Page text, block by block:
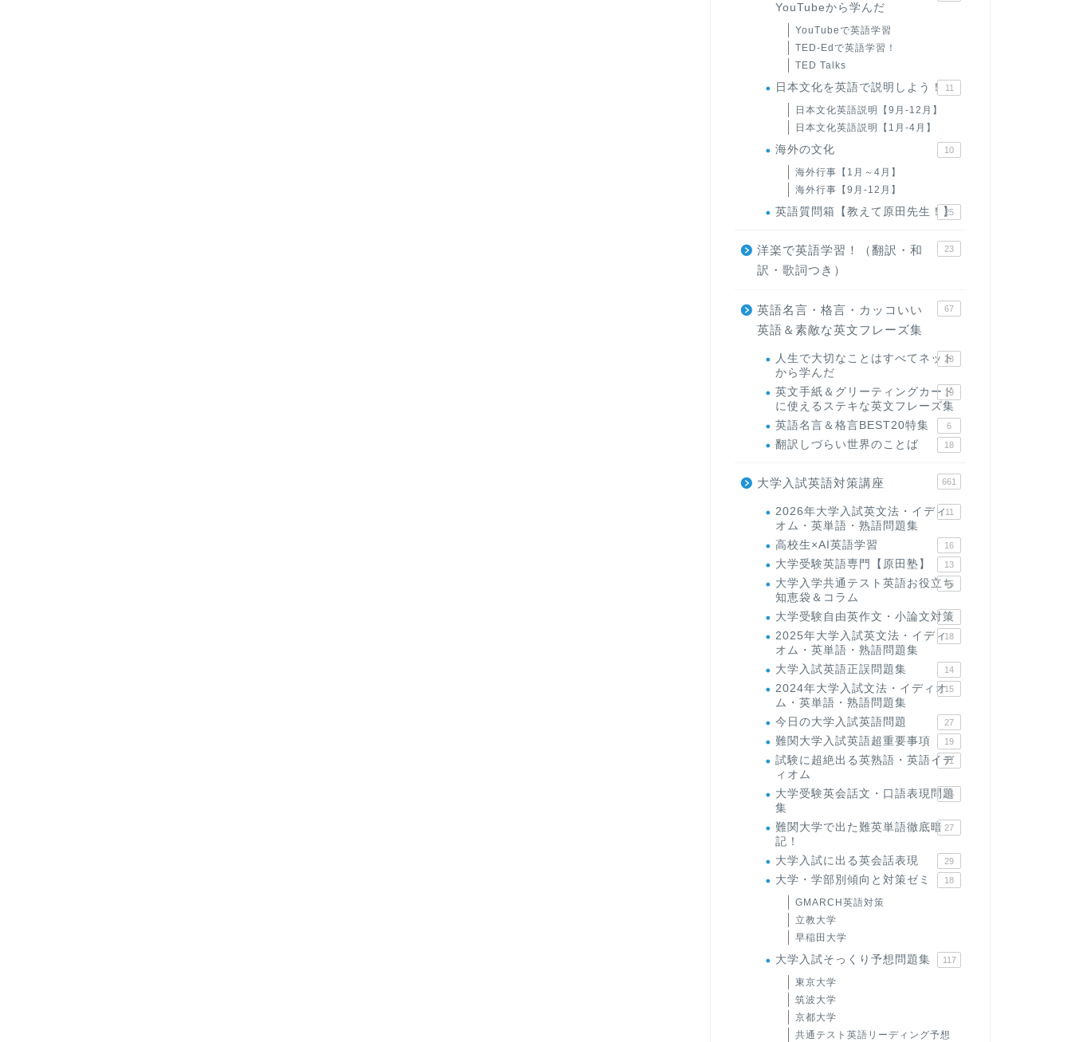
YouTubeから学んだ
YouTubeで英語学習
TED-Edで英語学習！
TED Talks
日本文化を英語で説明しよう！ 11
日本文化英語説明【9月-12月】
日本文化英語説明【1月-4月】
海外の文化 10
海外行事【1月～4月】
海外行事【9月-12月】
英語質問箱【教えて原田先生！】
25
洋楽で英語学習！（翻訳・和
訳・歌詞つき）
23
英語名言・格言・カッコいい
英語＆素敵な英文フレーズ集
67
人生で大切なことはすべてネット
から学んだ
23
英文手紙＆グリーティングカード
に使えるステキな英文フレーズ集
19
英語名言＆格言BEST20特集 6
翻訳しづらい世界のことば 18
大学入試英語対策講座 661
2026年大学入試英文法・イディ
オム・英単語・熟語問題集
11
高校生×AI英語学習 16
大学受験英語専門【原田塾】 13
大学入学共通テスト英語お役立ち
知恵袋＆コラム
45
大学受験自由英作文・小論文対策
8
2025年大学入試英文法・イディ
オム・英単語・熟語問題集
18
大学入試英語正誤問題集 14
2024年大学入試文法・イディオ
ム・英単語・熟語問題集
15
今日の大学入試英語問題 27
難関大学入試英語超重要事項 19
試験に超絶出る英熟語・英語イデ
ィオム
71
大学受験英会話文・口語表現問題
集
35
難関大学で出た難英単語徹底暗
記！
27
大学入試に出る英会話表現 29
大学・学部別傾向と対策ゼミ 18
GMARCH英語対策
立教大学
早稲田大学
大学入試そっくり予想問題集 117
東京大学
筑波大学
京都大学
共通テスト英語リーディング予想